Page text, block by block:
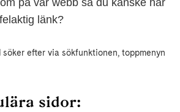
på vår webb så du kanske har
länk?
efter via sökfunktionen, toppmenyn
sidor: